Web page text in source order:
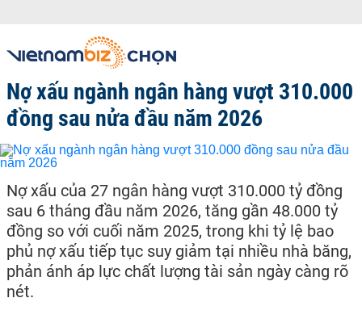
Nợ xấu ngành ngân hàng vượt 310.000
đồng sau nửa đầu năm 2026
Nợ xấu của 27 ngân hàng vượt 310.000 tỷ đồng
sau 6 tháng đầu năm 2026, tăng gần 48.000 tỷ
đồng so với cuối năm 2025, trong khi tỷ lệ bao
phủ nợ xấu tiếp tục suy giảm tại nhiều nhà băng,
phản ánh áp lực chất lượng tài sản ngày càng rõ
nét.